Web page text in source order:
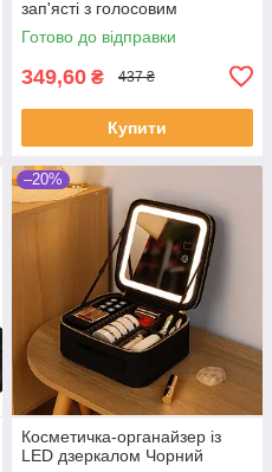
зап'ясті з голосовим
оповіщенням АНГЛ та HD
LED екраном чорний
Готово до відправки
349,60 ₴ 437 ₴
Купити
–20%
Косметичка-органайзер із
LED дзеркалом Чорний